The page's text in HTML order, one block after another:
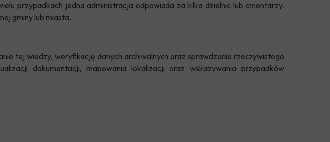
przypadkach jedna administracja odpowiada za kilka dzielnic lub cmentarzy.
gminy lub miasta.
tej wiedzy, weryfikację danych archiwalnych oraz sprawdzenie rzeczywistego
dokumentacji, mapowania lokalizacji oraz wskazywania przypadków